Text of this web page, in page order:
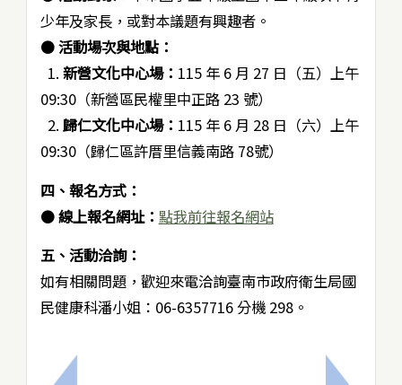
少年及家長，或對本議題有興趣者。
●活動場次與地點：
1. 新營文化中心場： 115 年 6 月 27 日（五）上午
09:30（新營區民權里中正路 23 號）
2. 歸仁文化中心場： 115 年 6 月 28 日（六）上午
09:30（歸仁區許厝里信義南路 78號）
四、報名方式：
●線上報名網址： 點我前往報名網站
五、活動洽詢：
如有相關問題，歡迎來電洽詢臺南市政府衛生局國
民健康科潘小姐：06-6357716 分機 298。